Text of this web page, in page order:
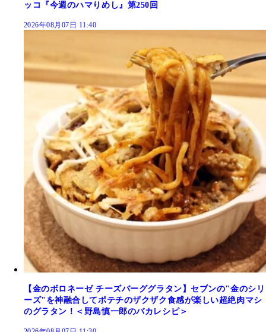
ッコ『今週のハマりめし』第250回
2026年08月07日 11:40
【金のボロネーゼ チーズバーググラタン】セブンの"金のシリ
ーズ"を神融合してポテチのザクザク食感が楽しい超絶肉マシ
のグラタン！＜野島慎一郎のバカレシピ＞